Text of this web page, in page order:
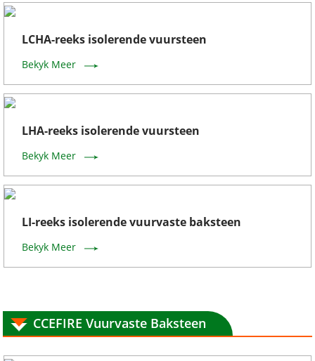
LCHA-reeks isolerende vuursteen
Bekyk Meer
LHA-reeks isolerende vuursteen
Bekyk Meer
LI-reeks isolerende vuurvaste baksteen
Bekyk Meer
CCEFIRE Vuurvaste Baksteen